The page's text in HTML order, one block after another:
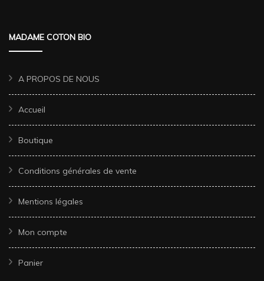
MADAME COTON BIO
A PROPOS DE NOUS
Accueil
Boutique
Conditions générales de vente
Mentions légales
Mon compte
Panier